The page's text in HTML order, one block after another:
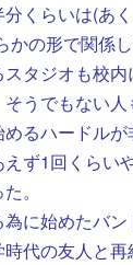
くらいは(あ
かの形で関係
タジオも校
うでもない人
るハードル
えず1回くらい
。
に始めたバ
代の友人と